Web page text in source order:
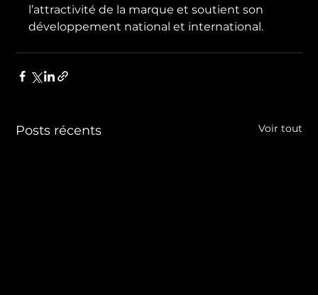
l’attractivité de la marque et soutient son
développement national et international.
Posts récents Voir tout